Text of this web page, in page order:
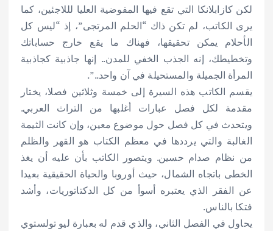
لكن كازابلانكا التي تقع فيها المفوضية العليا لللاجئين، كما
يرى الكاتب، لم تكن ذاك “الحلم المرتجى”، إذ “ليس كل
الأحلام يمكن تحقيقها، فهناك ما يقع خارج حساباتك
وتخطيطك، إنه الجذب الخفي للمدن.. إنها جاذبية كجاذبية
المرأة الجميلة والمستحيلة في آن واحد..”.
يقسم الكاتب هذه السيرة إلى خمسة وثلاثين فصلا، يختار
مقدمة لكل فصل عبارات أغلبها من التراث العربي.
ويتحدث في كل فصل حول موضوع معين، وإن كانت الثيمة
الغالبة والتي يرددها في معظم الكتاب هو القهر والظلم
من نظام صدام حسين. ويتصور الكاتب بأن عليه أن يغذ
الخطى باتجاه الشمال، حيث أوروبا والحياة الحقيقية بعيدا
عن الفقر الذي يعتبره أسوأ من كل الدكتاتوريات، وأشد
فتكا بالناس.
يحاول في الفصل الثاني، والذي قدم له بعبارة ليو تولستوي